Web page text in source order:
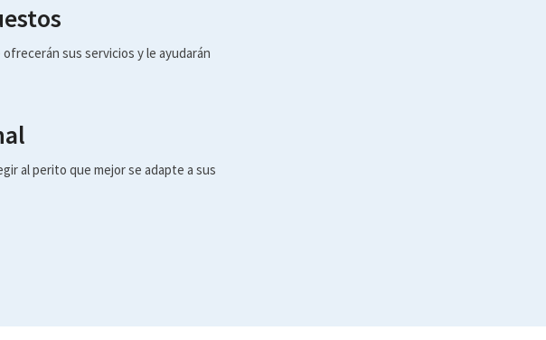
sus servicios y le ayudarán
al perito que mejor se adapte a sus